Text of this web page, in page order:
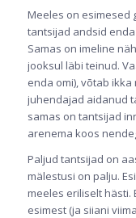
Meeles on esimesed
tantsijad andsid
Samas on imeline
jooksul läbi teinud.
enda omi), võtab
juhendajad aidanud
samas on tantsijad
arenema koos
Paljud tantsijad on
mälestusi on palju.
meeles eriliselt hästi.
esimest (ja siiani